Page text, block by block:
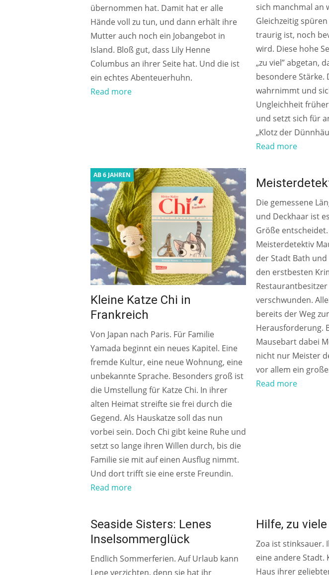
übernommen hat. Damit hat er alle
Hände voll zu tun, und dann erhält ihre
Mutter auch noch ein Jobangebot in
Island. Bloß gut, dass Lily Henne
Columbus an ihrer Seite hat. Und die ist
ein echtes Abenteuerhuhn.
Read more
sich manchmal an
Gleichzeitig
traurig ist, noch
wird. Diese hohe
„zu viel” abgetan,
besondere Stärke.
wahrnimmt und
Ungleichheit
und setzt sich für
„Klotz der
Read more
AB 6 JAHREN
Kleine Katze Chi in
Frankreich
Von Japan nach Paris. Für Familie
Yamada beginnt ein neues Kapitel. Eine
fremde Kultur, eine neue Wohnung, eine
unbekannte Sprache. Besonders groß ist
die Umstellung für Katze Chi. In ihrer
alten Heimat streifte sie frei durch die
Gegend. Als Hauskatze soll das nun
vorbei sein. Doch Chi gibt keine Ruhe und
setzt so lange ihren Willen durch, bis die
Familie sie mit auf einen Ausflug nimmt.
Und dort trifft sie eine erste Freundin.
Read more
Die gemessene
und Deckhaar ist
Größe
Meisterdetektiv
der Stadt Bath
den erstbesten
verschwunden.
bereits der Weg
Herausforderung.
Mausebart dabei
nicht nur Meister
vor allem ein
Read more
Seaside Sisters: Lenes
Inselsommerglück
Endlich Sommerferien. Auf Urlaub kann
Lene verzichten, denn sie hat ihr
Hilfe, zu
Zoa ist stinksauer.
eine andere Stadt.
Haus ihrer